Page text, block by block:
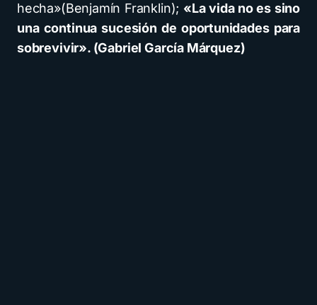
hecha»(Benjamín Franklin); «La vida no es sino
una continua sucesión de oportunidades para
sobrevivir». (Gabriel García Márquez)